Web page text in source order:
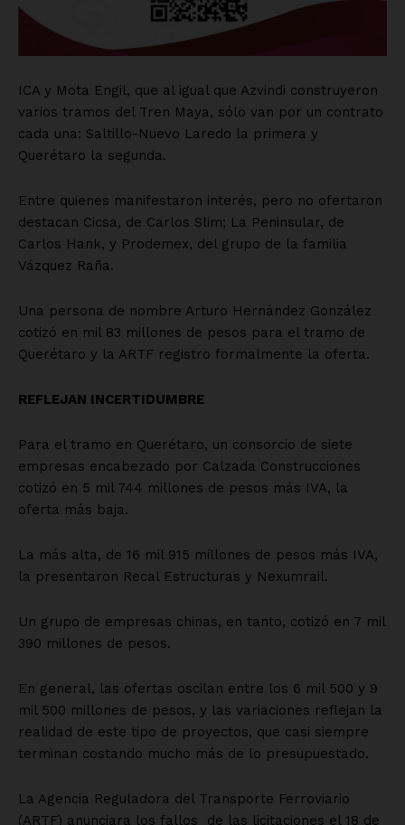
ICA y Mota Engil, que al igual que Azvindi construyeron
varios tramos del Tren Maya, sólo van por un contrato
cada una: Saltillo-Nuevo Laredo la primera y
Querétaro la segunda.
Entre quienes manifestaron interés, pero no ofertaron
destacan Cicsa, de Carlos Slim; La Peninsular, de
Carlos Hank, y Prodemex, del grupo de la familia
Vázquez Raña.
Una persona de nombre Arturo Hernández González
cotizó en mil 83 millones de pesos para el tramo de
Querétaro y la ARTF registro formalmente la oferta.
REFLEJAN INCERTIDUMBRE
Para el tramo en Querétaro, un consorcio de siete
empresas encabezado por Calzada Construcciones
cotizó en 5 mil 744 millones de pesos más IVA, la
oferta más baja.
La más alta, de 16 mil 915 millones de pesos más IVA,
la presentaron Recal Estructuras y Nexumrail.
Un grupo de empresas chinas, en tanto, cotizó en 7 mil
390 millones de pesos.
En general, las ofertas oscilan entre los 6 mil 500 y 9
mil 500 millones de pesos, y las variaciones reflejan la
realidad de este tipo de proyectos, que casi siempre
terminan costando mucho más de lo presupuestado.
La Agencia Reguladora del Transporte Ferroviario
(ARTF) anunciara los fallos de las licitaciones el 18 de